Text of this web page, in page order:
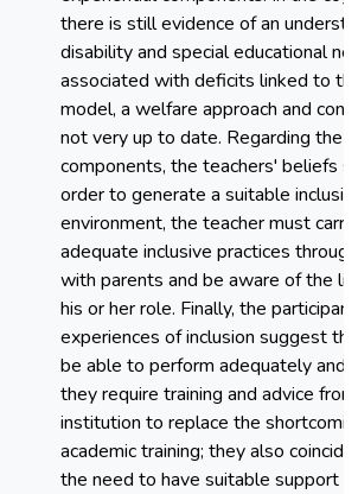
there is still evidence of an
disability and special educational
associated with deficits linked to
model, a welfare approach and
not very up to date. Regarding the
components, the teachers' beliefs
order to generate a suitable
environment, the teacher must
adequate inclusive practices
with parents and be aware of the
his or her role. Finally, the
experiences of inclusion suggest
be able to perform adequately and
they require training and advice
institution to replace the
academic training; they also
the need to have suitable support